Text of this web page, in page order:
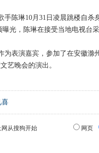
陈琳10月31日凌晨跳楼自杀
曝光，陈琳在接受当地电视台
表演嘉宾，参加了在安徽滁
艺晚会的演出。
喜
网从搜狗开始 网页